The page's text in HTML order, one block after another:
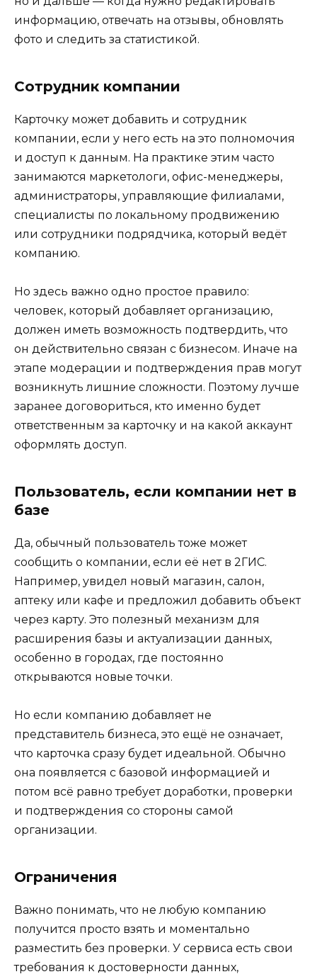
информацию, отвечать на отзывы, обновлять
фото и следить за статистикой.
Сотрудник компании
Карточку может добавить и сотрудник
компании, если у него есть на это полномочия
и доступ к данным. На практике этим часто
занимаются маркетологи, офис-менеджеры,
администраторы, управляющие филиалами,
специалисты по локальному продвижению
или сотрудники подрядчика, который ведёт
компанию.
Но здесь важно одно простое правило:
человек, который добавляет организацию,
должен иметь возможность подтвердить, что
он действительно связан с бизнесом. Иначе на
этапе модерации и подтверждения прав могут
возникнуть лишние сложности. Поэтому лучше
заранее договориться, кто именно будет
ответственным за карточку и на какой аккаунт
оформлять доступ.
Пользователь, если компании нет в
базе
Да, обычный пользователь тоже может
сообщить о компании, если её нет в 2ГИС.
Например, увидел новый магазин, салон,
аптеку или кафе и предложил добавить объект
через карту. Это полезный механизм для
расширения базы и актуализации данных,
особенно в городах, где постоянно
открываются новые точки.
Но если компанию добавляет не
представитель бизнеса, это ещё не означает,
что карточка сразу будет идеальной. Обычно
она появляется с базовой информацией и
потом всё равно требует доработки, проверки
и подтверждения со стороны самой
организации.
Ограничения
Важно понимать, что не любую компанию
получится просто взять и моментально
разместить без проверки. У сервиса есть свои
требования к достоверности данных,